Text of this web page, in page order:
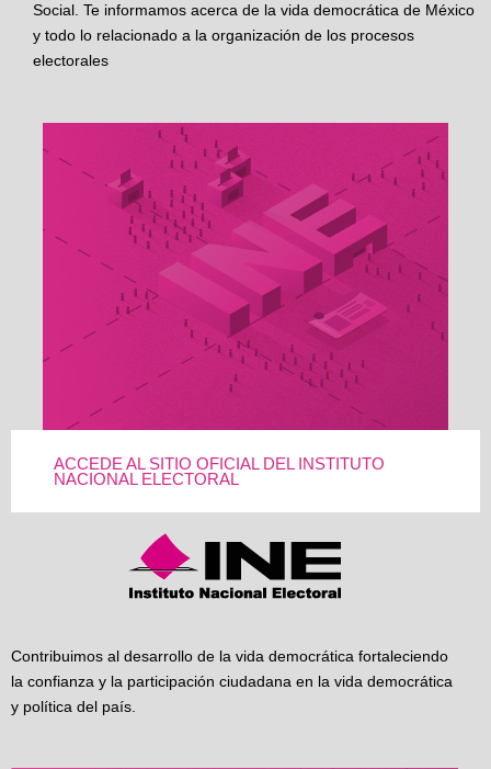
Social. Te informamos acerca de la vida democrática de México
y todo lo relacionado a la organización de los procesos
electorales
ACCEDE AL SITIO OFICIAL DEL INSTITUTO
NACIONAL ELECTORAL
Contribuimos al desarrollo de la vida democrática fortaleciendo
la confianza y la participación ciudadana en la vida democrática
y política del país.